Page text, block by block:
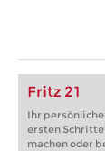
Fritz 21
Ihr
ersten Schritte
machen oder